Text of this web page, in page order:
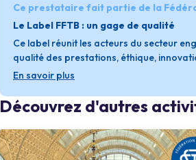
Ce prestataire fait partie de la
Le Label FFTB : un gage de qualité
Ce label réunit les acteurs du secteur
qualité des prestations, éthique,
En savoir plus
Découvrez d'autres
Loading...